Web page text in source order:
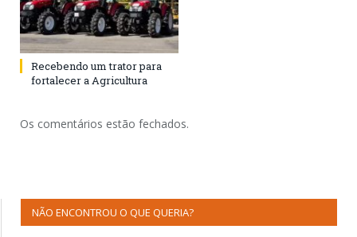
Recebendo um trator para
fortalecer a Agricultura
Os comentários estão fechados.
NÃO ENCONTROU O QUE QUERIA?